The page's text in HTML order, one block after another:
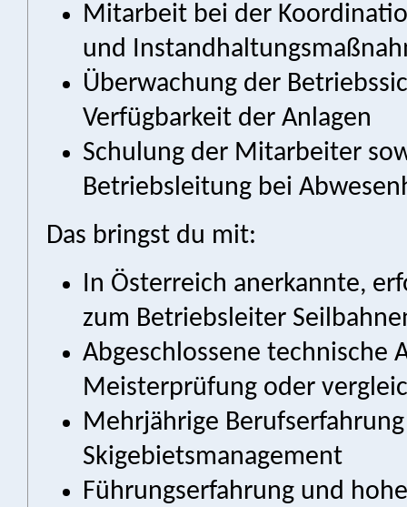
Mitarbeit bei der
und
Überwachung der
Verfügbarkeit der Anlagen
Schulung der Mitarbeiter
Betriebsleitung bei
Das bringst du mit:
In Österreich anerkannte,
zum Betriebsleiter
Abgeschlossene technische
Meisterprüfung oder
Mehrjährige
Skigebietsmanagement
Führungserfahrung und